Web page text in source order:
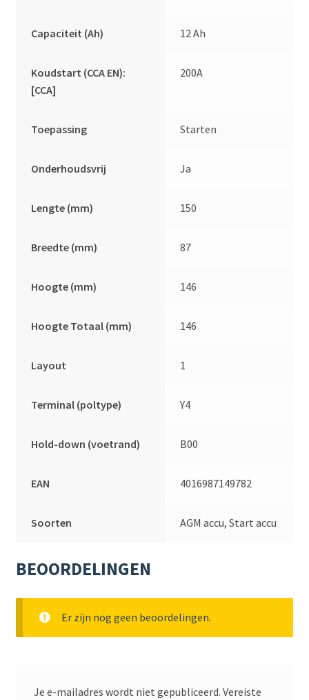
Capaciteit (Ah) 12 Ah
Koudstart (CCA EN):
[CCA]
200A
Toepassing Starten
Onderhoudsvrij Ja
Lengte (mm) 150
Breedte (mm) 87
Hoogte (mm) 146
Hoogte Totaal (mm) 146
Layout 1
Terminal (poltype) Y4
Hold-down (voetrand) B00
EAN 4016987149782
Soorten AGM accu, Start accu
BEOORDELINGEN
Er zijn nog geen beoordelingen.
Je e-mailadres wordt niet gepubliceerd. Vereiste